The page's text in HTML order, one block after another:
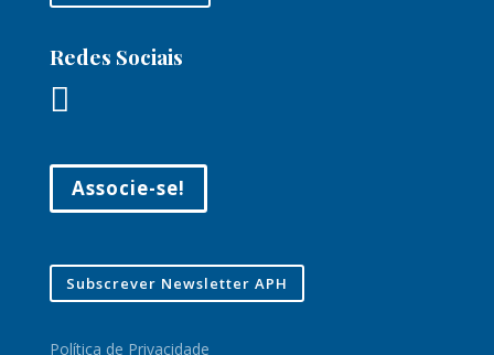
Redes Sociais

Associe-se!
Subscrever Newsletter APH
Política de Privacidade